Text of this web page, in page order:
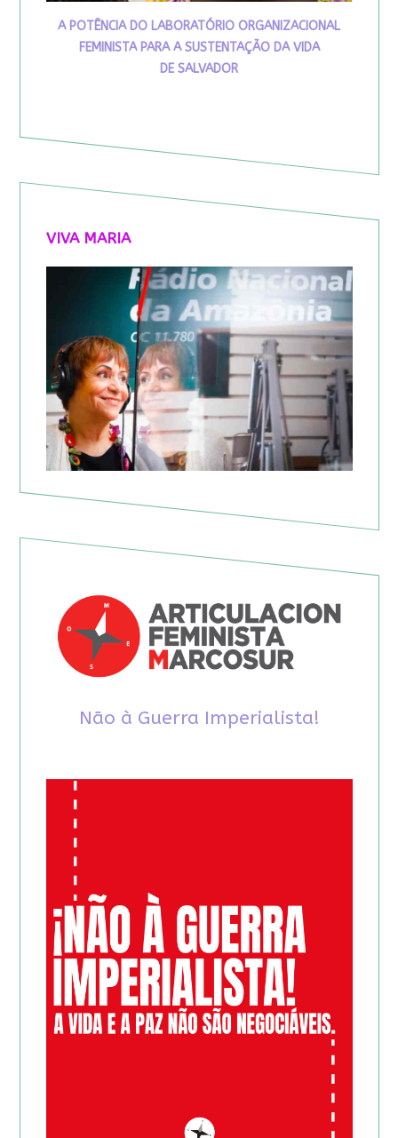
A POTÊNCIA DO LABORATÓRIO ORGANIZACIONAL
FEMINISTA PARA A SUSTENTAÇÃO DA VIDA
DE SALVADOR
VIVA MARIA
Não à Guerra Imperialista!